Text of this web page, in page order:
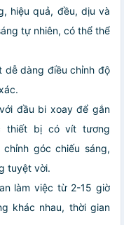
hiệu quả, đều, dịu và
tự nhiên, có thể thể
dễ dàng điều chỉnh độ
đầu bi xoay để gắn
thiết bị có vít tương
góc chiếu sáng,
tuyệt vời.
làm việc từ 2-15 giờ
khác nhau, thời gian